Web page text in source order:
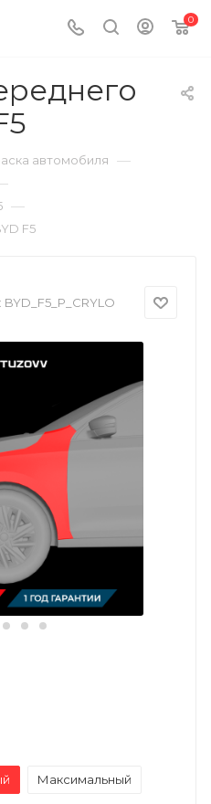
0
автомобиля —
—
F5
BYD_F5_P_CRYLO
Максимальный